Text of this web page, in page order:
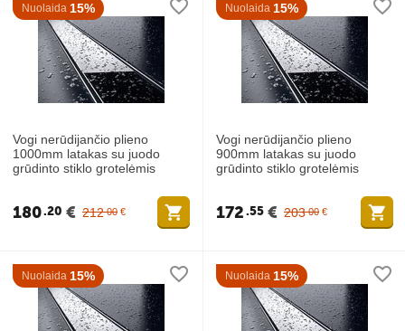
Nuolaida 15%
Vogi nerūdijančio plieno
1000mm latakas su juodo
grūdinto stiklo grotelėmis
212 00 €
180 20 €
Nuolaida 15%
Vogi nerūdijančio plieno
900mm latakas su juodo
grūdinto stiklo grotelėmis
203 00 €
172 55 €
Nuolaida 15% Nuolaida 15%